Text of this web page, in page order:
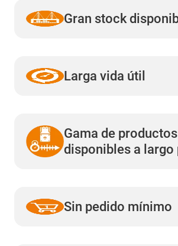
Gran stock
Larga vida útil
Gama de productos
disponibles a largo
Sin pedido mínimo